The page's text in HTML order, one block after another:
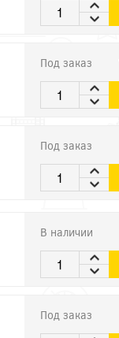
Под заказ
Под заказ
В наличии
Под заказ